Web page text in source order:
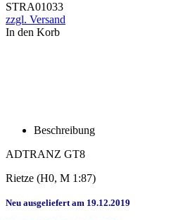
STRA01033
zzgl. Versand
In den Korb
Beschreibung
ADTRANZ GT8
Rietze (H0, M 1:87)
Neu ausgeliefert am 19.12.2019